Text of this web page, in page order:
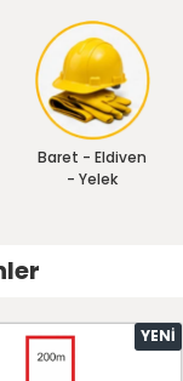
Baret - Eldiven
- Yelek
YENI